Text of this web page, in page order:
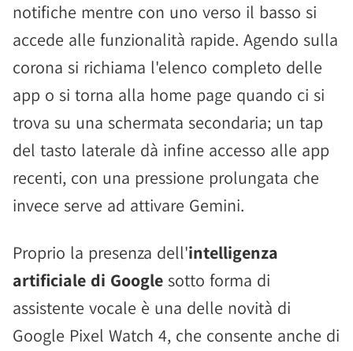
notifiche mentre con uno verso il basso si
accede alle funzionalità rapide. Agendo sulla
corona si richiama l'elenco completo delle
app o si torna alla home page quando ci si
trova su una schermata secondaria; un tap
del tasto laterale dà infine accesso alle app
recenti, con una pressione prolungata che
invece serve ad attivare Gemini.
Proprio la presenza dell'intelligenza
artificiale di Google sotto forma di
assistente vocale è una delle novità di
Google Pixel Watch 4, che consente anche di